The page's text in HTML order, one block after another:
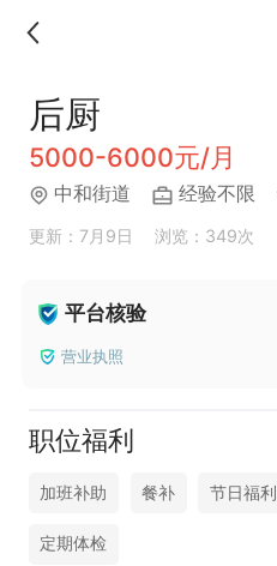
后厨
5000-6000元/月
中和街道 经验不限
更新：7月9日 浏览：349次
平台核验
营业执照
职位福利
加班补助 餐补 节日福利
定期体检